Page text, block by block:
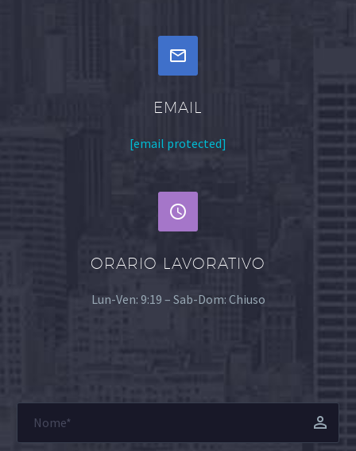


EMAIL
[email protected]


ORARIO LAVORATIVO
Lun-Ven: 9:19 – Sab-Dom: Chiuso